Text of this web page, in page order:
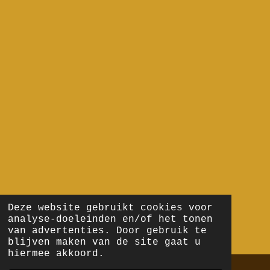
Deze website gebruikt cookies voor
analyse-doeleinden en/of het tonen
van advertenties. Door gebruik te
blijven maken van de site gaat u
hiermee akkoord.